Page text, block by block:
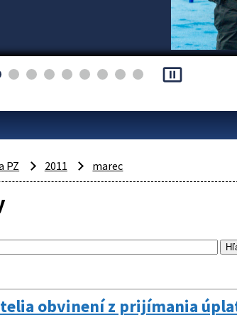
pause_presentation
PZ 2011 marec
obvinení z prijímania